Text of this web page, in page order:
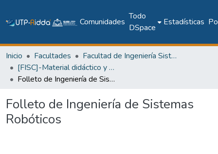
Comunidades
Todo
DSpace
Estadísticas
Inicio Facultades
Facultad de Ingeniería Sistemas Computacionales
[FISC]-Material didáctico y recursos de aprendizaje
Folleto de Ingeniería de Sistemas Robóticos
Folleto de Ingeniería de Sistemas
Robóticos